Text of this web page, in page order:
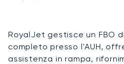
RoyalJet gestisce un FBO
completo presso l'AUH,
assistenza in rampa,